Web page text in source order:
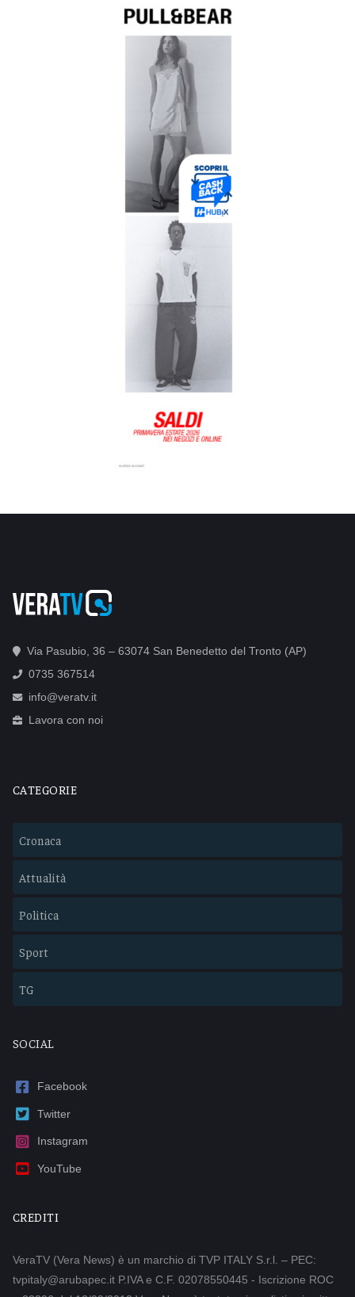
Via Pasubio, 36 – 63074 San Benedetto del Tronto (AP)
0735 367514
info@veratv.it
Lavora con noi
CATEGORIE
Cronaca
Attualità
Politica
Sport
TG
SOCIAL
Facebook
Twitter
Instagram
YouTube
CREDITI
VeraTV (Vera News) è un marchio di TVP ITALY S.r.l. – PEC:
tvpitaly@arubapec.it P.IVA e C.F. 02078550445 - Iscrizione ROC